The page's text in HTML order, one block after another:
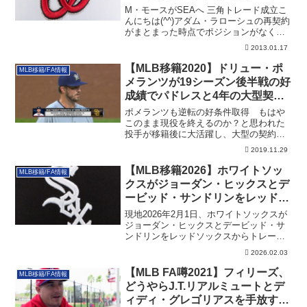
イネン
M・モースがSEAへ 三角トレード成立こ
んにちは(^^)アダム・ラローシュの再契約
がまとまった時点でポジションがなくな
2013.01.17
MLB移籍/FA情報
【MLB移籍2020】ドリュー・ポ
メランツが19シーズン後半戦の好
成績でパドレスと4年の大型契約
をゲット
ポメランツも逆転の好条件取得 もはや
このまま現役を終えるのか？と思われた
投手が移籍後に大活躍し、大型の契約を
2019.11.29
MLB移籍/FA情報
【MLB移籍2026】ホワイトソッ
クスがジョーダン・ヒックスとデ
ービッド・サンドリンをレッドソ
ックスからトレードで獲得
現地2026年2月1日、ホワイトソックスが
ジョーダン・ヒックスとデービッド・サ
ンドリンをレッドソックスからトレード
で獲得しました。その詳細です。2026.02.03
MLB移籍/FA情報
【MLB FA噂2021】フィリーズ、
どうやらJ.T.リアルミュートとデ
ィディ・グレゴリアスを手放す見